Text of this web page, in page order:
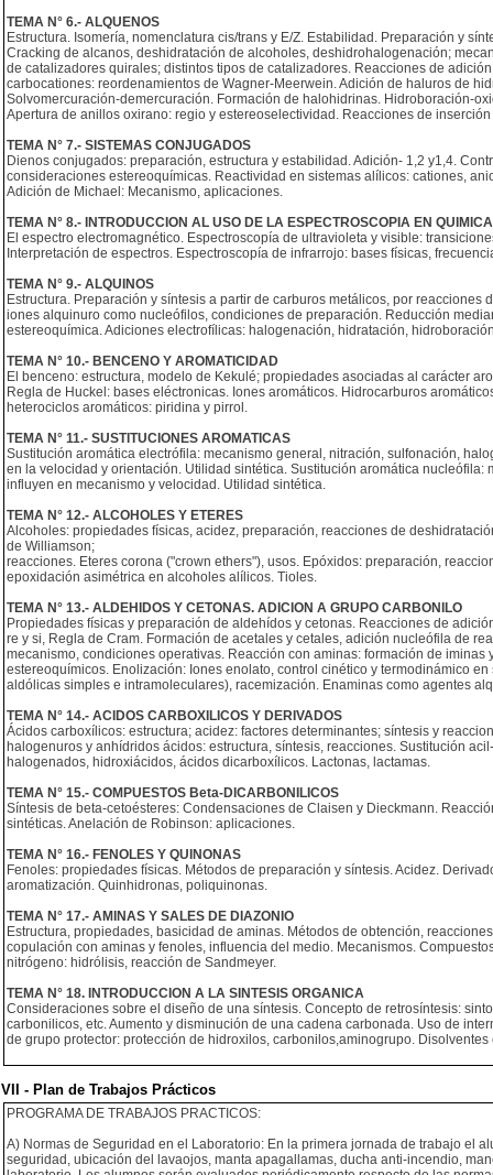
TEMA N° 6.- ALQUENOS
Estructura. Isomería, nomenclatura cis/trans y E/Z. Estabilidad. Preparación y
Cracking de alcanos, deshidratación de alcoholes, deshidrohalogenación;
de catalizadores quirales; distintos tipos de catalizadores. Reacciones de
carbocationes: reordenamientos de Wagner-Meerwein. Adición de haluros de
Solvomercuración-demercuración. Formación de halohidrinas. Hidroboración-
Apertura de anillos oxirano: regio y estereoselectividad. Reacciones de
TEMA N° 7.- SISTEMAS CONJUGADOS
Dienos conjugados: preparación, estructura y estabilidad. Adición- 1,2 y1,4.
consideraciones estereoquímicas. Reactividad en sistemas alílicos: cationes,
Adición de Michael: Mecanismo, aplicaciones.
TEMA N° 8.- INTRODUCCION AL USO DE LA ESPECTROSCOPIA EN
El espectro electromagnético. Espectroscopía de ultravioleta y visible:
Interpretación de espectros. Espectroscopía de infrarrojo: bases físicas,
TEMA N° 9.- ALQUINOS
Estructura. Preparación y síntesis a partir de carburos metálicos, por
iones alquinuro como nucleófilos, condiciones de preparación. Reducción
estereoquímica. Adiciones electrofílicas: halogenación, hidratación,
TEMA N° 10.- BENCENO Y AROMATICIDAD
El benceno: estructura, modelo de Kekulé; propiedades asociadas al carácter
Regla de Huckel: bases eléctronicas. Iones aromáticos. Hidrocarburos
heterociclos aromáticos: piridina y pirrol.
TEMA N° 11.- SUSTITUCIONES AROMATICAS
Sustitución aromática electrófila: mecanismo general, nitración, sulfonación,
en la velocidad y orientación. Utilidad sintética. Sustitución aromática
influyen en mecanismo y velocidad. Utilidad sintética.
TEMA N° 12.- ALCOHOLES Y ETERES
Alcoholes: propiedades físicas, acidez, preparación, reacciones de
de Williamson;
reacciones. Eteres corona ("crown ethers"), usos. Epóxidos: preparación,
epoxidación asimétrica en alcoholes alílicos. Tioles.
TEMA N° 13.- ALDEHIDOS Y CETONAS. ADICION A GRUPO CARBONILO
Propiedades físicas y preparación de aldehídos y cetonas. Reacciones de
re y si, Regla de Cram. Formación de acetales y cetales, adición nucleófila de
mecanismo, condiciones operativas. Reacción con aminas: formación de
estereoquímicos. Enolización: Iones enolato, control cinético y termodinámico
aldólicas simples e intramoleculares), racemización. Enaminas como agentes
TEMA N° 14.- ACIDOS CARBOXILICOS Y DERIVADOS
Ácidos carboxílicos: estructura; acidez: factores determinantes; síntesis y
halogenuros y anhídridos ácidos: estructura, síntesis, reacciones. Sustitución
halogenados, hidroxiácidos, ácidos dicarboxílicos. Lactonas, lactamas.
TEMA N° 15.- COMPUESTOS Beta-DICARBONILICOS
Síntesis de beta-cetoésteres: Condensaciones de Claisen y Dieckmann.
sintéticas. Anelación de Robinson: aplicaciones.
TEMA N° 16.- FENOLES Y QUINONAS
Fenoles: propiedades físicas. Métodos de preparación y síntesis. Acidez.
aromatización. Quinhidronas, poliquinonas.
TEMA N° 17.- AMINAS Y SALES DE DIAZONIO
Estructura, propiedades, basicidad de aminas. Métodos de obtención,
copulación con aminas y fenoles, influencia del medio. Mecanismos.
nitrógeno: hidrólisis, reacción de Sandmeyer.
TEMA N° 18. INTRODUCCION A LA SINTESIS ORGANICA
Consideraciones sobre el diseño de una síntesis. Concepto de retrosíntesis:
carbonilicos, etc. Aumento y disminución de una cadena carbonada. Uso de
de grupo protector: protección de hidroxilos, carbonilos,aminogrupo.
VII - Plan de Trabajos Prácticos
PROGRAMA DE TRABAJOS PRACTICOS:
A) Normas de Seguridad en el Laboratorio: En la primera jornada de trabajo el
seguridad, ubicación del lavaojos, manta apagallamas, ducha anti-incendio,